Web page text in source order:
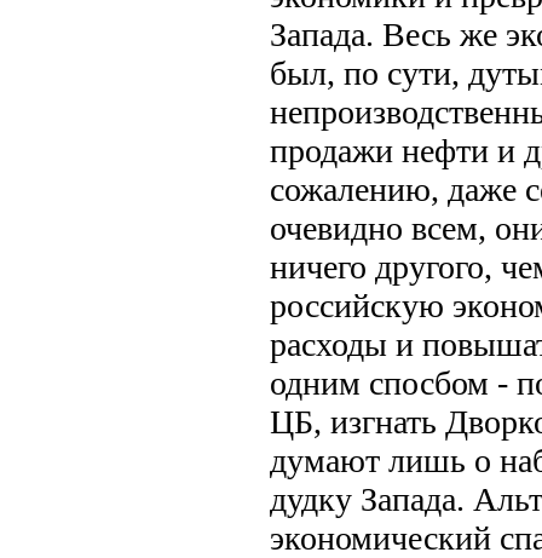
Запада. Весь же
был, по сути,
продажи нефти и
сожалению, даже
очевидно всем,
ничего другого,
российскую
расходы и
одним спосбом -
ЦБ, изгнать
думают лишь о
дудку Запада.
экономический